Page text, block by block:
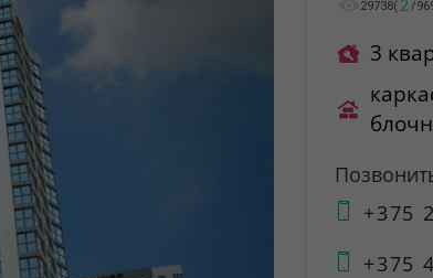
29738( 2 /
3
+375
+375